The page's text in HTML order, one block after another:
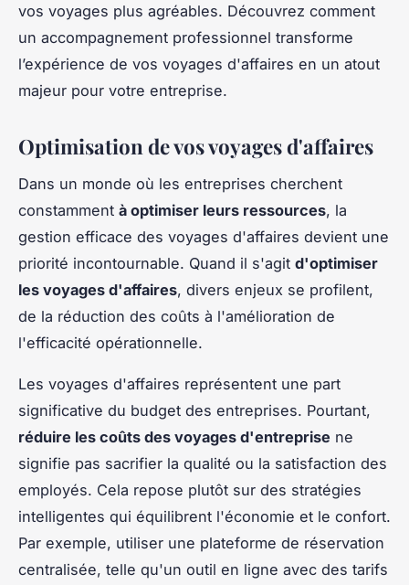
vos voyages plus agréables. Découvrez comment
un accompagnement professionnel transforme
l’expérience de vos voyages d'affaires en un atout
majeur pour votre entreprise.
Optimisation de vos voyages d'affaires
Dans un monde où les entreprises cherchent
constamment à optimiser leurs ressources, la
gestion efficace des voyages d'affaires devient une
priorité incontournable. Quand il s'agit d'optimiser
les voyages d'affaires, divers enjeux se profilent,
de la réduction des coûts à l'amélioration de
l'efficacité opérationnelle.
Les voyages d'affaires représentent une part
significative du budget des entreprises. Pourtant,
réduire les coûts des voyages d'entreprise ne
signifie pas sacrifier la qualité ou la satisfaction des
employés. Cela repose plutôt sur des stratégies
intelligentes qui équilibrent l'économie et le confort.
Par exemple, utiliser une plateforme de réservation
centralisée, telle qu'un outil en ligne avec des tarifs